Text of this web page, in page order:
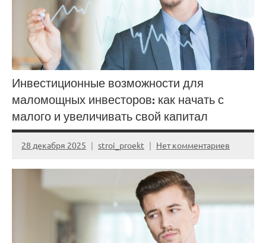
Инвестиционные возможности для
маломощных инвесторов: как начать с
малого и увеличивать свой капитал
28 декабря 2025 stroi_proekt Нет комментариев